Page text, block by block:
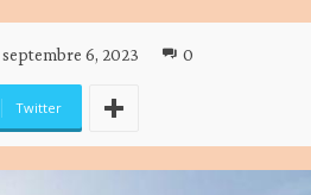
septembre 6, 2023 0
Twitter